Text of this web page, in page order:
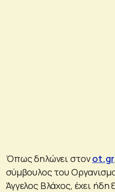
Όπως δηλώνει στονot.gr
σύμβουλος του
Άγγελος Βλάχος, έχει ήδη